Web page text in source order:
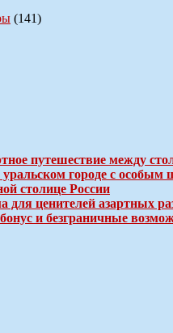
(141)
путешествие между
городе с
столице России
ценителей азартных
и безграничные